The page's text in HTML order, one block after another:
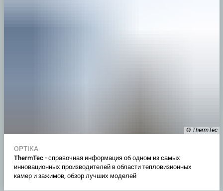
© ThermTec
OPTIKA
ThermTec - справочная информация об одном из самых
инновационных производителей в области тепловизионных
камер и зажимов, обзор лучших моделей